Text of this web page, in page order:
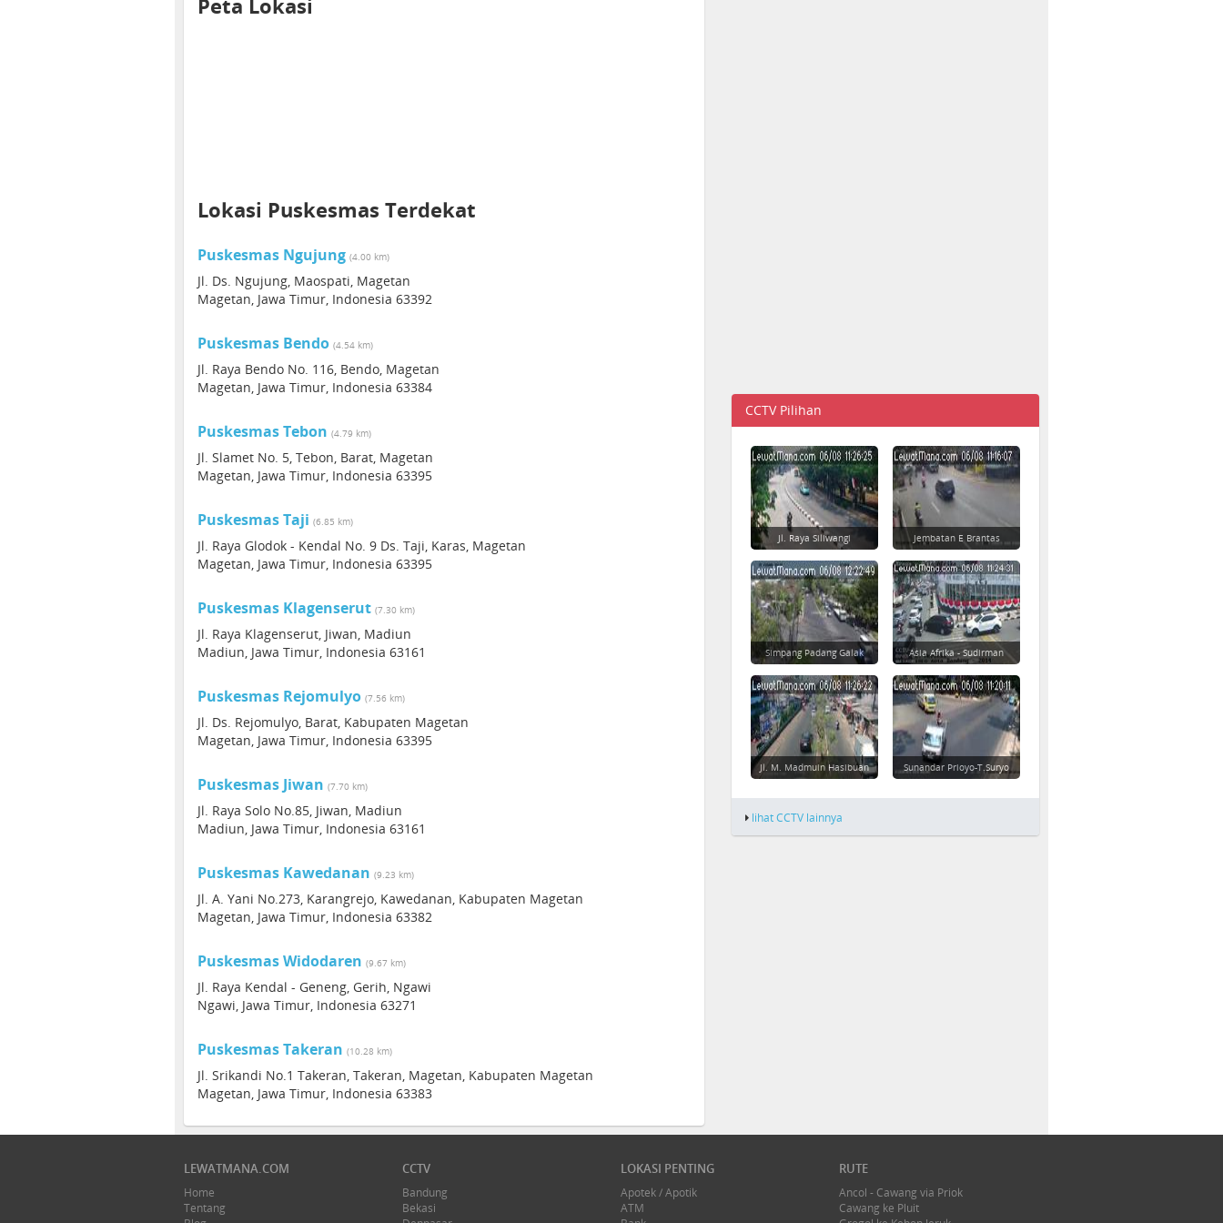
Peta Lokasi
Lokasi Puskesmas Terdekat
Puskesmas Ngujung (4.00 km)
Jl. Ds. Ngujung, Maospati, Magetan
Magetan, Jawa Timur, Indonesia 63392
Puskesmas Bendo (4.54 km)
Jl. Raya Bendo No. 116, Bendo, Magetan
Magetan, Jawa Timur, Indonesia 63384
Puskesmas Tebon (4.79 km)
Jl. Slamet No. 5, Tebon, Barat, Magetan
Magetan, Jawa Timur, Indonesia 63395
Puskesmas Taji (6.85 km)
Jl. Raya Glodok - Kendal No. 9 Ds. Taji, Karas, Magetan
Magetan, Jawa Timur, Indonesia 63395
Puskesmas Klagenserut (7.30 km)
Jl. Raya Klagenserut, Jiwan, Madiun
Madiun, Jawa Timur, Indonesia 63161
Puskesmas Rejomulyo (7.56 km)
Jl. Ds. Rejomulyo, Barat, Kabupaten Magetan
Magetan, Jawa Timur, Indonesia 63395
Puskesmas Jiwan (7.70 km)
Jl. Raya Solo No.85, Jiwan, Madiun
Madiun, Jawa Timur, Indonesia 63161
Puskesmas Kawedanan (9.23 km)
Jl. A. Yani No.273, Karangrejo, Kawedanan, Kabupaten Magetan
Magetan, Jawa Timur, Indonesia 63382
Puskesmas Widodaren (9.67 km)
Jl. Raya Kendal - Geneng, Gerih, Ngawi
Ngawi, Jawa Timur, Indonesia 63271
Puskesmas Takeran (10.28 km)
Jl. Srikandi No.1 Takeran, Takeran, Magetan, Kabupaten Magetan
Magetan, Jawa Timur, Indonesia 63383
CCTV Pilihan
Jl. Raya Siliwangi Jembatan E Brantas
Simpang Padang Galak Asia Afrika - Sudirman
Jl. M. Madmuin Hasibuan Sunandar Prioyo-T.Suryo
lihat CCTV lainnya
LEWATMANA.COM
Home
Tentang
CCTV
Bandung
Bekasi
LOKASI PENTING
Apotek / Apotik
ATM
RUTE
Ancol - Cawang via Priok
Cawang ke Pluit